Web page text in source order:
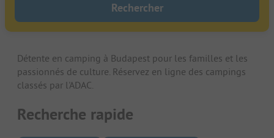
Rechercher
Détente en camping à Budapest pour les familles et les
passionnés de culture. Réservez en ligne des campings
classés par l'ADAC.
Recherche rapide